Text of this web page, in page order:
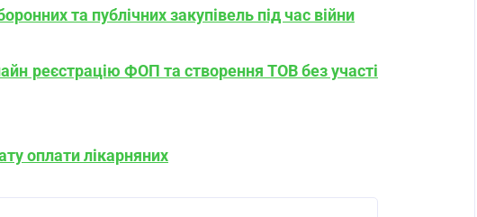
та публічних закупівель під час війни
реєстрацію ФОП та створення ТОВ без участі
оплати лікарняних